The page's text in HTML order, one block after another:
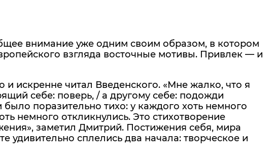
внимание уже одним своим образом, в котором
взгляда восточные мотивы. Привлек — и
и искренне читал Введенского. «Мне жалко, что я
себе: поверь, / а другому себе: подожди
поразительно тихо: у каждого хоть немного
немного откликнулись. Это стихотворение
заметил Дмитрий. Постижения себя, мира
удивительно сплелись два начала: творческое и